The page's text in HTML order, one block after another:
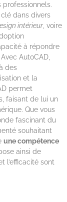
professionnels.
clé dans divers
intérieur , voire
à répondre
AutoCAD,
des
et la
permet
faisant de lui un
Que vous
fascinant du
souhaitant
une compétence
ainsi de
l’efficacité sont